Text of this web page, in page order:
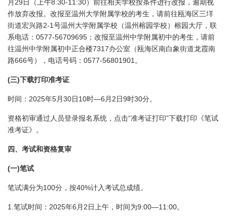
月 29 日 （上午8:30-11:30）前往相关学校按条件进行改报，逾期视
作放弃改报。改报至温州大学附属学校的考生，请前往瓯海区三垟
街道宏兴路2-1 号温州大学附属学校（温州榕园学校）榕园大厅，联
系电话： 0577-56709695 ；改报至温州中学附属初中的考生，请前
往温州中学附属初中正合楼7317办公室（瓯海区南白象街道龙霞南
路666号），电话号码： 0577-56801901 。
(三)下载打印准考证
时间： 2025年5月 30 日 10时—6 月 2 日 9时30分。
资格初审通过人员登录报名系统，点击“准考证打印”下载打印《笔试
准考证》。
四、考试和资格复审
(一)笔试
笔试满分为100分，按40%计入考试总成绩。
1. 笔试时间： 2025年6 月 2 日 上午，时间为9:00—11:00。